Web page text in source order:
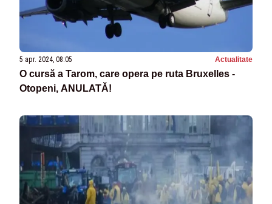
5 apr. 2024, 08:05 Actualitate
O cursă a Tarom, care opera pe ruta Bruxelles -
Otopeni, ANULATĂ!